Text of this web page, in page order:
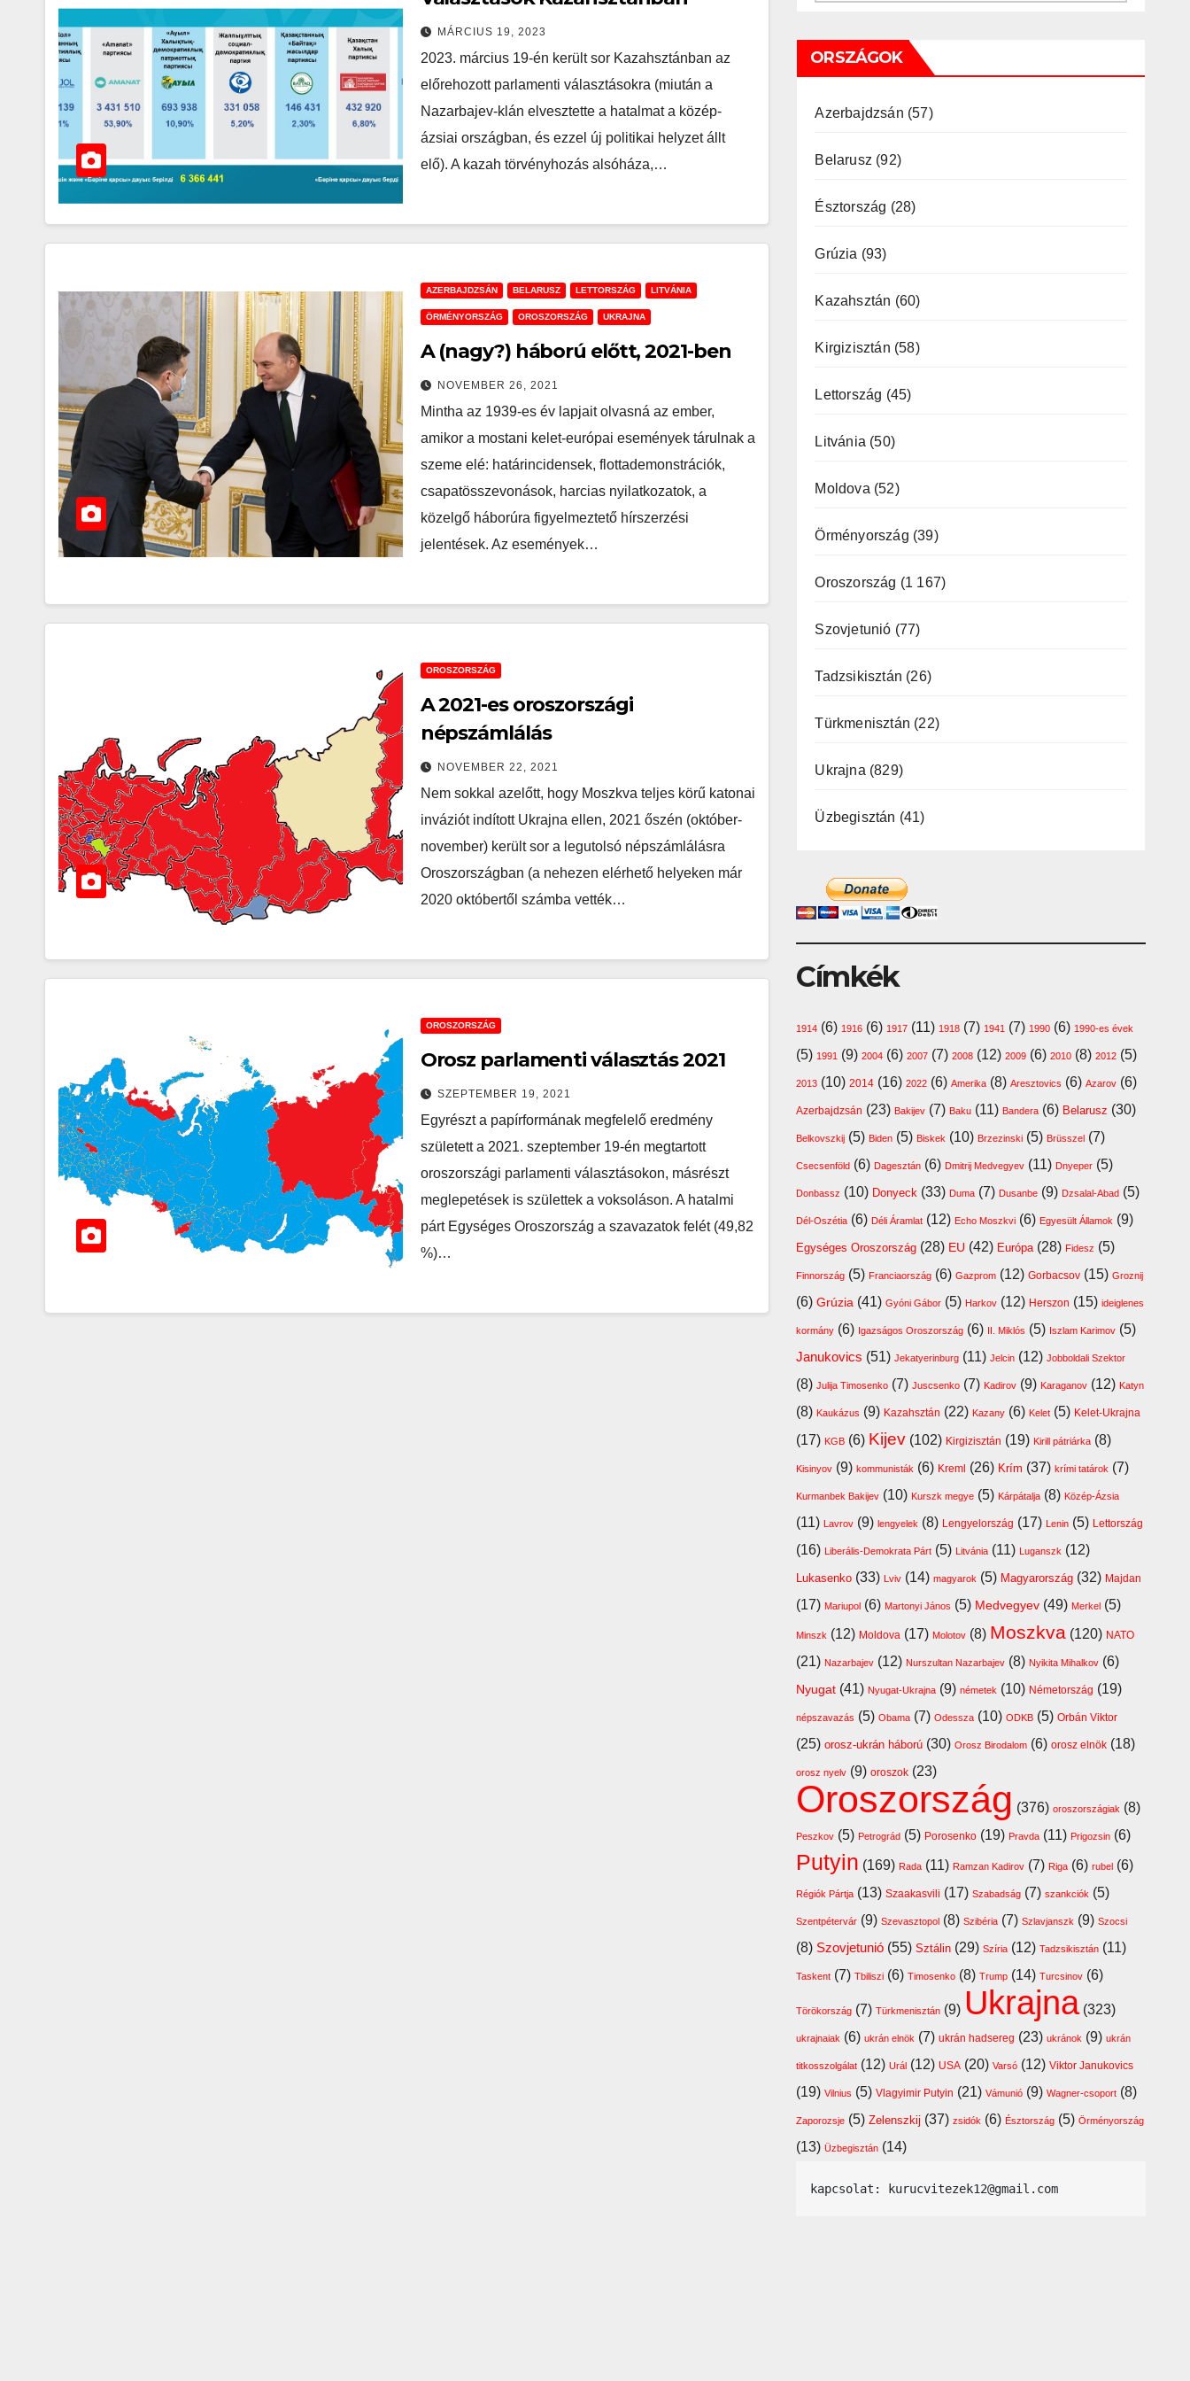
MÁRCIUS 19, 2023
2023. március 19-én került sor Kazahsztánban az
előrehozott parlamenti választásokra (miután a
Nazarbajev-klán elvesztette a hatalmat a közép-
ázsiai országban, és ezzel új politikai helyzet állt
elő). A kazah törvényhozás alsóháza,…
AZERBAJDZSÁN BELARUSZ LETTORSZÁG LITVÁNIA
ÖRMÉNYORSZÁG OROSZORSZÁG UKRAJNA
A (nagy?) háború előtt, 2021-ben
NOVEMBER 26, 2021
Mintha az 1939-es év lapjait olvasná az ember,
amikor a mostani kelet-európai események tárulnak a
szeme elé: határincidensek, flottademonstrációk,
csapatösszevonások, harcias nyilatkozatok, a
közelgő háborúra figyelmeztető hírszerzési
jelentések. Az események…
OROSZORSZÁG
A 2021-es oroszországi
népszámlálás
NOVEMBER 22, 2021
Nem sokkal azelőtt, hogy Moszkva teljes körű katonai
inváziót indított Ukrajna ellen, 2021 őszén (október-
november) került sor a legutolsó népszámlálásra
Oroszországban (a nehezen elérhető helyeken már
2020 októbertől számba vették…
OROSZORSZÁG
Orosz parlamenti választás 2021
SZEPTEMBER 19, 2021
Egyrészt a papírformának megfelelő eredmény
született a 2021. szeptember 19-én megtartott
oroszországi parlamenti választásokon, másrészt
meglepetések is születtek a voksoláson. A hatalmi
párt Egységes Oroszország a szavazatok felét (49,82
%)…
ORSZÁGOK
Azerbajdzsán (57)
Belarusz (92)
Észtország (28)
Grúzia (93)
Kazahsztán (60)
Kirgizisztán (58)
Lettország (45)
Litvánia (50)
Moldova (52)
Örményország (39)
Oroszország (1 167)
Szovjetunió (77)
Tadzsikisztán (26)
Türkmenisztán (22)
Ukrajna (829)
Üzbegisztán (41)
Címkék
1914 (6) 1916 (6) 1917 (11) 1918 (7) 1941 (7) 1990 (6) 1990-es évek
(5) 1991 (9)2004 (6)2007 (7)2008 (12)2009 (6)2010 (8)2012 (5)
2013 (10)2014 (16)2022 (6)Amerika (8)Aresztovics (6)Azarov (6)
Azerbajdzsán (23) Bakijev (7) Baku (11) Bandera (6) Belarusz (30)
Belkovszkij (5) Biden (5) Biskek (10) Brzezinski (5) Brüsszel (7)
Csecsenföld (6) Dagesztán (6) Dmitrij Medvegyev (11) Dnyeper (5)
Donbassz (10) Donyeck (33) Duma (7) Dusanbe (9) Dzsalal-Abad (5)
Dél-Oszétia (6) Déli Áramlat (12) Echo Moszkvi (6) Egyesült Államok (9)
Egységes Oroszország (28) EU (42) Európa (28) Fidesz (5)
Finnország (5) Franciaország (6)Gazprom (12)Gorbacsov (15)Groznij
(6)Grúzia (41)Gyóni Gábor (5) Harkov (12) Herszon (15)ideiglenes
kormány (6) Igazságos Oroszország (6) II. Miklós (5) Iszlam Karimov (5)
Janukovics (51)Jekatyerinburg (11)Jelcin (12)Jobboldali Szektor
(8)Julija Timosenko (7)Juscsenko (7) Kadirov (9) Karaganov (12) Katyn
(8) Kaukázus (9) Kazahsztán (22) Kazany (6) Kelet (5) Kelet-Ukrajna
(17) KGB (6) Kijev (102) Kirgizisztán (19) Kirill pátriárka (8)
Kisinyov (9)kommunisták (6) Kreml (26) Krím (37)krími tatárok (7)
Kurmanbek Bakijev (10) Kurszk megye (5) Kárpátalja (8) Közép-Ázsia
(11) Lavrov (9)lengyelek (8) Lengyelország (17) Lenin (5) Lettország
(16) Liberális-Demokrata Párt (5) Litvánia (11) Luganszk (12)
Lukasenko (33) Lviv (14)magyarok (5) Magyarország (32) Majdan
(17) Mariupol (6) Martonyi János (5) Medvegyev (49) Merkel (5)
Minszk (12) Moldova (17) Molotov (8) Moszkva (120) NATO
(21) Nazarbajev (12) Nurszultan Nazarbajev (8) Nyikita Mihalkov (6)
Nyugat (41) Nyugat-Ukrajna (9)németek (10) Németország (19)
népszavazás (5)Obama (7)Odessza (10)ODKB (5)Orbán Viktor
(25)orosz-ukrán háború (30)Orosz Birodalom (6)orosz elnök (18)
orosz nyelv (9)oroszok (23)
Oroszország (376)oroszországiak (8)
Peszkov (5) Petrográd (5) Porosenko (19) Pravda (11) Prigozsin (6)
Putyin (169) Rada (11) Ramzan Kadirov (7) Riga (6)rubel (6)
Régiók Pártja (13)Szaakasvili (17)Szabadság (7)szankciók (5)
Szentpétervár (9)Szevasztopol (8)Szibéria (7)Szlavjanszk (9)Szocsi
(8) Szovjetunió (55)Sztálin (29)Szíria (12)Tadzsikisztán (11)
Taskent (7)Tbiliszi (6)Timosenko (8)Trump (14)Turcsinov (6)
Törökország (7)Türkmenisztán (9) Ukrajna(323)
ukrajnaiak (6)ukrán elnök (7)ukrán hadsereg (23)ukránok (9)ukrán
titkosszolgálat (12)Urál (12) USA (20)Varsó (12)Viktor Janukovics
(19)Vilnius (5)Vlagyimir Putyin (21)Vámunió (9)Wagner-csoport (8)
Zaporozsje (5)Zelenszkij (37)zsidók (6) Észtország (5)Örményország
(13)Üzbegisztán (14)
kapcsolat: kurucvitezek12@gmail.com